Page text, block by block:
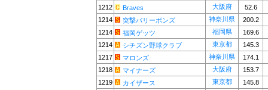
1212
Braves 大阪府
52.6
1214
突撃バリーボンズ 神奈川県
200.2
1214
福岡ゲッツ 福岡県
169.6
1214
シチズン野球クラブ 東京都
145.3
1217
マロンズ 神奈川県
174.1
1218
マイナーズ 大阪府
153.7
1219
カイザース 東京都
145.8